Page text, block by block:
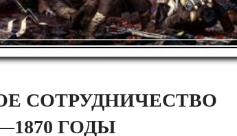
СОТРУДНИЧЕСТВО
ГОДЫ